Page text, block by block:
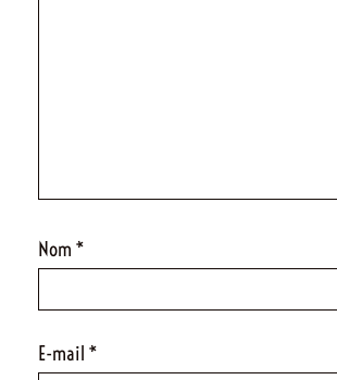
Nom *
E-mail *